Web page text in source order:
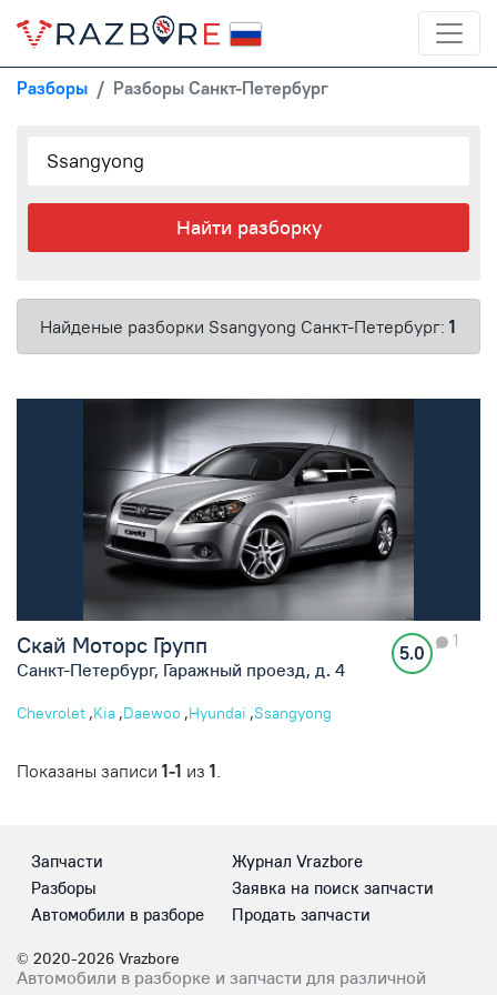
Разборы Разборы Санкт-Петербург
Найти разборку
Найденые разборки Ssangyong Санкт-Петербург: 1
Скай Моторс Групп
Санкт-Петербург, Гаражный проезд, д. 4
5.0
1
Chevrolet ,Kia ,Daewoo ,Hyundai ,Ssangyong
Показаны записи 1-1 из 1.
Запчасти
Разборы
Автомобили в разборе
Журнал Vrazbore
Заявка на поиск запчасти
Продать запчасти
© 2020-2026 Vrazbore
Автомобили в разборке и запчасти для различной